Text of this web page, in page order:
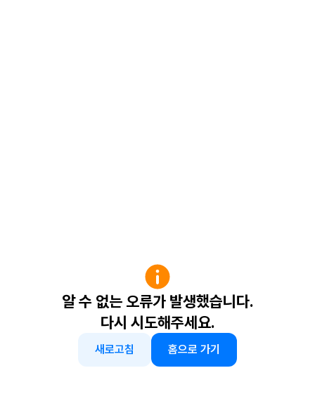
알 수 없는 오류가 발생했습니다.
다시 시도해주세요.
새로고침 홈으로 가기